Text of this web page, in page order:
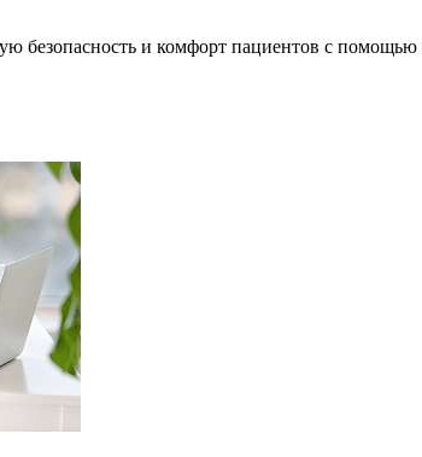
безопасность и комфорт пациентов с